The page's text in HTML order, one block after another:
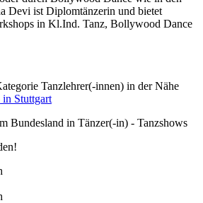
Devi ist Diplomtänzerin und bietet
in Kl.Ind. Tanz, Bollywood Dance
Tanzlehrer(-innen) in der Nähe
Stuttgart
Bundesland in Tänzer(-in) - Tanzshows